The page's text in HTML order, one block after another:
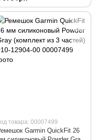
товара: 00007499
Garmin QuickFit 26